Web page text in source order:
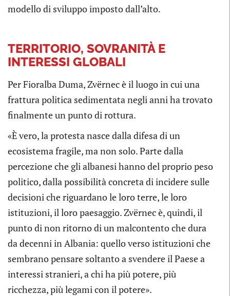
modello di sviluppo imposto dall’alto.
TERRITORIO, SOVRANITÀ E
INTERESSI GLOBALI
Per Fioralba Duma, Zvërnec è il luogo in cui una
frattura politica sedimentata negli anni ha trovato
finalmente un punto di rottura.
«È vero, la protesta nasce dalla difesa di un
ecosistema fragile, ma non solo. Parte dalla
percezione che gli albanesi hanno del proprio peso
politico, dalla possibilità concreta di incidere sulle
decisioni che riguardano le loro terre, le loro
istituzioni, il loro paesaggio. Zvërnec è, quindi, il
punto di non ritorno di un malcontento che dura
da decenni in Albania: quello verso istituzioni che
sembrano pensare soltanto a svendere il Paese a
interessi stranieri, a chi ha più potere, più
ricchezza, più legami con il potere».